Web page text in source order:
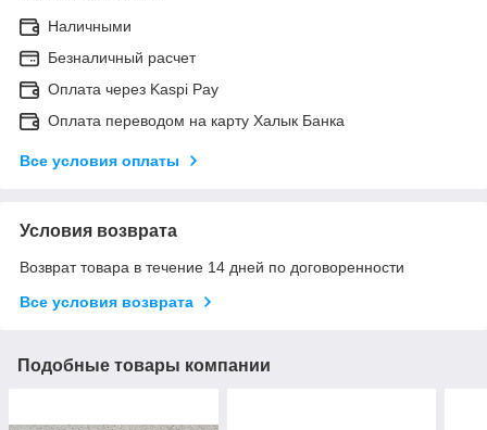
Наличными
Безналичный расчет
Оплата через Kaspi Pay
Оплата переводом на карту Халык Банка
Все условия оплаты
Условия возврата
Возврат товара в течение 14 дней по договоренности
Все условия возврата
Подобные товары компании